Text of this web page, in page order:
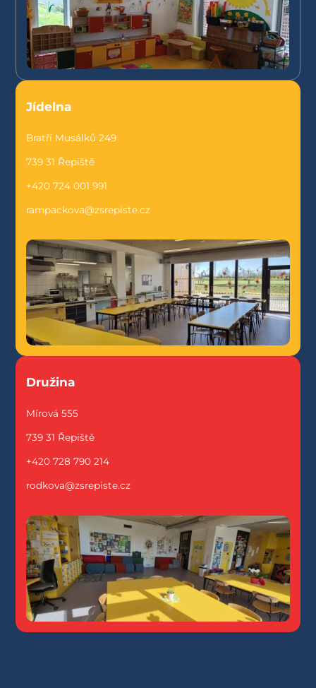
Jídelna
Bratří Musálků 249
739 31 Řepiště
+420 724 001 991
rampackova@zsrepiste.cz
Družina
Mírová 555
739 31 Řepiště
+420 728 790 214
rodkova@zsrepiste.cz